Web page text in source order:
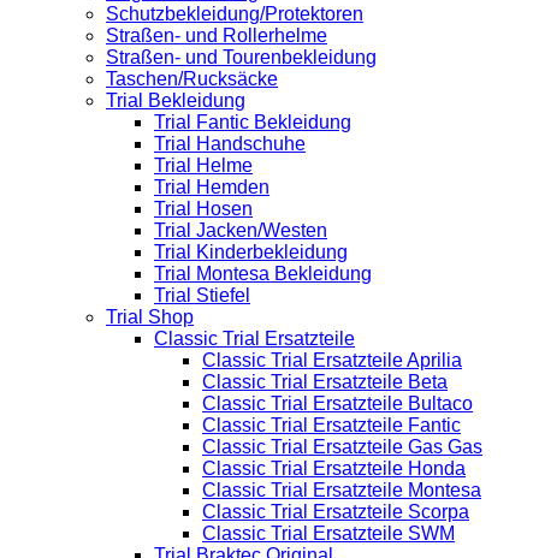
Schutzbekleidung/Protektoren
Straßen- und Rollerhelme
Straßen- und Tourenbekleidung
Taschen/Rucksäcke
Trial Bekleidung
Trial Fantic Bekleidung
Trial Handschuhe
Trial Helme
Trial Hemden
Trial Hosen
Trial Jacken/Westen
Trial Kinderbekleidung
Trial Montesa Bekleidung
Trial Stiefel
Trial Shop
Classic Trial Ersatzteile
Classic Trial Ersatzteile Aprilia
Classic Trial Ersatzteile Beta
Classic Trial Ersatzteile Bultaco
Classic Trial Ersatzteile Fantic
Classic Trial Ersatzteile Gas Gas
Classic Trial Ersatzteile Honda
Classic Trial Ersatzteile Montesa
Classic Trial Ersatzteile Scorpa
Classic Trial Ersatzteile SWM